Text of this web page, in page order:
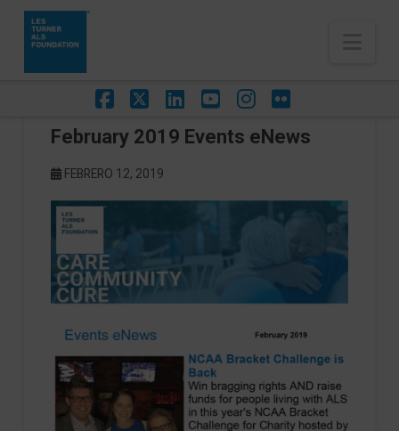
February 2019 Events eNews
FEBRERO 12, 2019